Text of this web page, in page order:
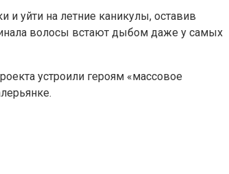
и уйти на летние каникулы, оставив
волосы встают дыбом даже у самых
устроили героям «массовое